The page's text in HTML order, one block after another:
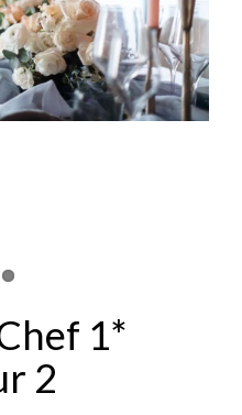
1*
2